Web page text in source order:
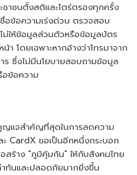
ชาชนตั้งสติและไตร่ตรองทุกครั้ง
อข้อความเร่งด่วน ตรวจสอบ
ม่ให้ข้อมูลส่วนตัวหรือข้อมูลบัตร
โดยเฉพาะหากอ้างว่าโทรมาจาก
ร ซึ่งไม่มีนโยบายสอบถามข้อมูล
ข้อความ
ญแจสำคัญที่สุดในการลดความ
ะ CardX ขอเป็นอีกหนึ่งกระบอก
อสร้าง "ภูมิคุ้มกัน" ให้กับสังคมไทย
าทันและปลอดภัยมากยิ่งขึ้น